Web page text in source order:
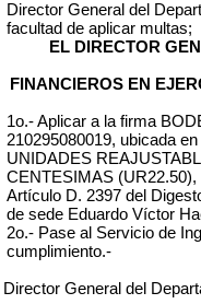
Director General del
facultad de aplicar multas;
EL DIRECTOR
FINANCIEROS EN
1o.- Aplicar a la firma
210295080019, ubicada en
UNIDADES
CENTESIMAS (UR22.50),
Artículo D. 2397 del
de sede Eduardo Víctor
2o.- Pase al Servicio de
cumplimiento.-
Director General del